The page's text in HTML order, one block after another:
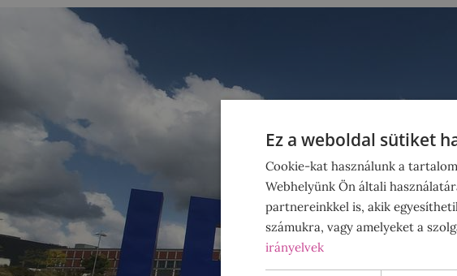
Ez a weboldal sütiket
Cookie-kat használunk a
Webhelyünk Ön általi
partnereinkkel is, akik
számukra, vagy amelyeket a
irányelvek